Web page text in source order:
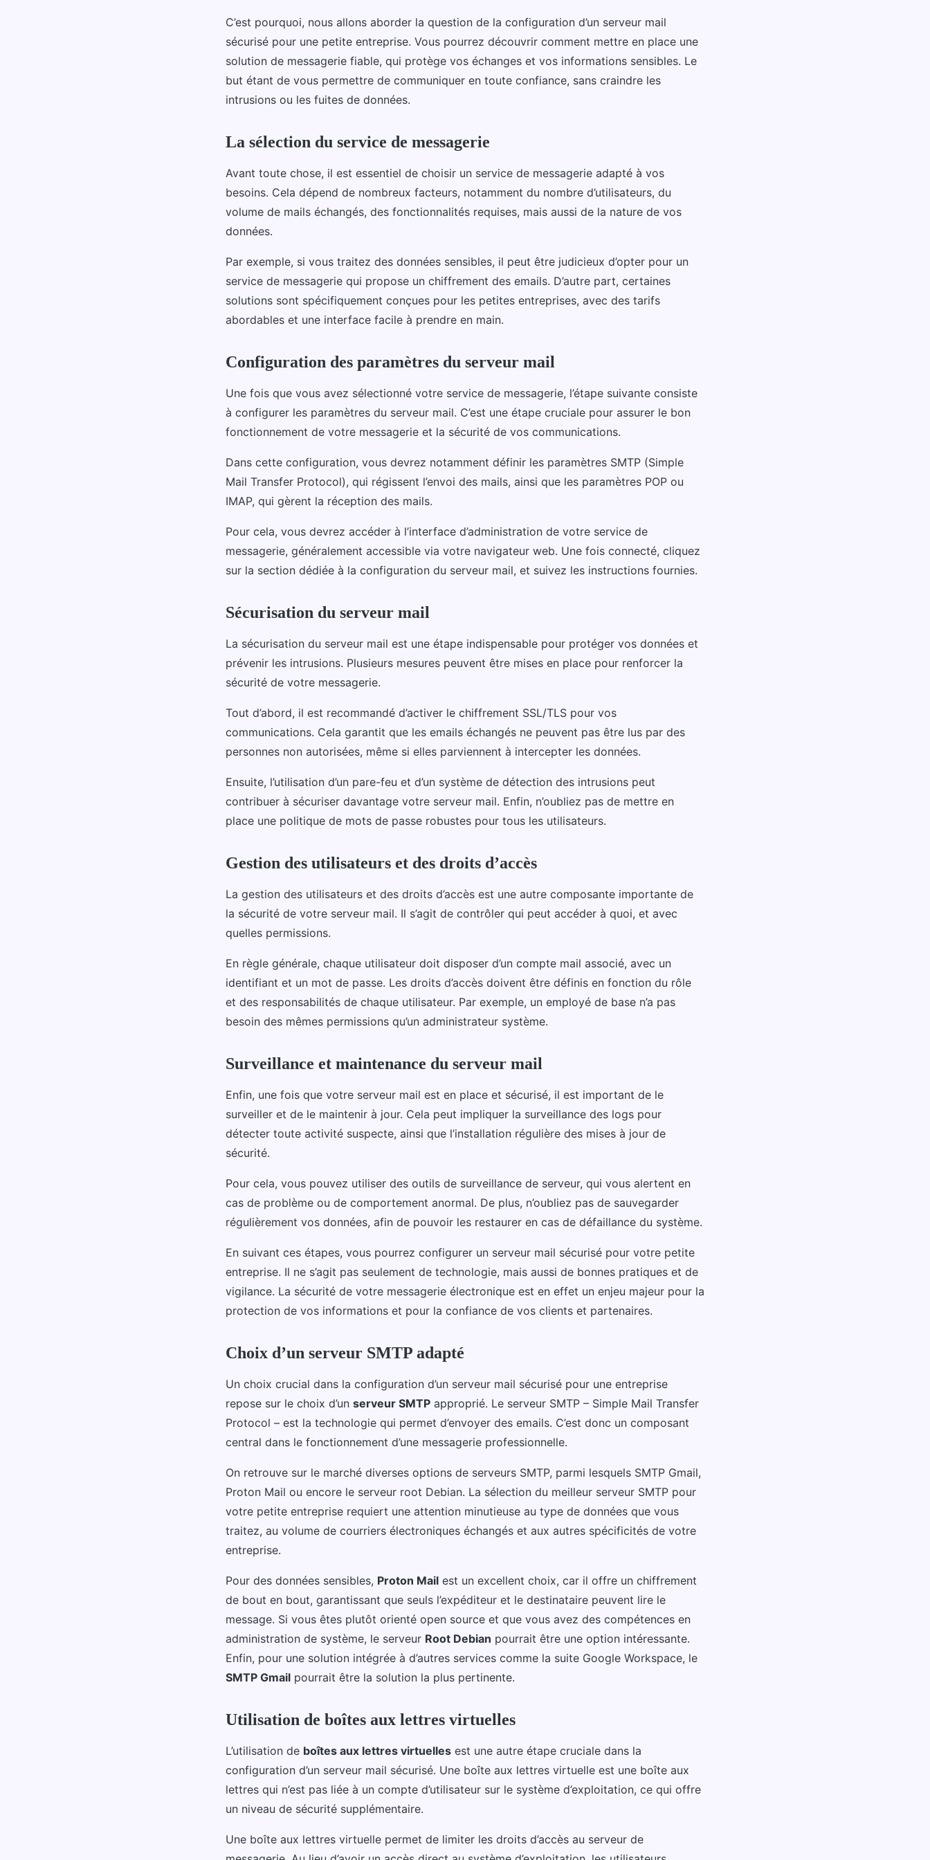
C’est pourquoi, nous allons aborder la question de la configuration d’un serveur mail
sécurisé pour une petite entreprise. Vous pourrez découvrir comment mettre en place une
solution de messagerie fiable, qui protège vos échanges et vos informations sensibles. Le
but étant de vous permettre de communiquer en toute confiance, sans craindre les
intrusions ou les fuites de données.
La sélection du service de messagerie
Avant toute chose, il est essentiel de choisir un service de messagerie adapté à vos
besoins. Cela dépend de nombreux facteurs, notamment du nombre d’utilisateurs, du
volume de mails échangés, des fonctionnalités requises, mais aussi de la nature de vos
données.
Par exemple, si vous traitez des données sensibles, il peut être judicieux d’opter pour un
service de messagerie qui propose un chiffrement des emails. D’autre part, certaines
solutions sont spécifiquement conçues pour les petites entreprises, avec des tarifs
abordables et une interface facile à prendre en main.
Configuration des paramètres du serveur mail
Une fois que vous avez sélectionné votre service de messagerie, l’étape suivante consiste
à configurer les paramètres du serveur mail. C’est une étape cruciale pour assurer le bon
fonctionnement de votre messagerie et la sécurité de vos communications.
Dans cette configuration, vous devrez notamment définir les paramètres SMTP (Simple
Mail Transfer Protocol), qui régissent l’envoi des mails, ainsi que les paramètres POP ou
IMAP, qui gèrent la réception des mails.
Pour cela, vous devrez accéder à l’interface d’administration de votre service de
messagerie, généralement accessible via votre navigateur web. Une fois connecté, cliquez
sur la section dédiée à la configuration du serveur mail, et suivez les instructions fournies.
Sécurisation du serveur mail
La sécurisation du serveur mail est une étape indispensable pour protéger vos données et
prévenir les intrusions. Plusieurs mesures peuvent être mises en place pour renforcer la
sécurité de votre messagerie.
Tout d’abord, il est recommandé d’activer le chiffrement SSL/TLS pour vos
communications. Cela garantit que les emails échangés ne peuvent pas être lus par des
personnes non autorisées, même si elles parviennent à intercepter les données.
Ensuite, l’utilisation d’un pare-feu et d’un système de détection des intrusions peut
contribuer à sécuriser davantage votre serveur mail. Enfin, n’oubliez pas de mettre en
place une politique de mots de passe robustes pour tous les utilisateurs.
Gestion des utilisateurs et des droits d’accès
La gestion des utilisateurs et des droits d’accès est une autre composante importante de
la sécurité de votre serveur mail. Il s’agit de contrôler qui peut accéder à quoi, et avec
quelles permissions.
En règle générale, chaque utilisateur doit disposer d’un compte mail associé, avec un
identifiant et un mot de passe. Les droits d’accès doivent être définis en fonction du rôle
et des responsabilités de chaque utilisateur. Par exemple, un employé de base n’a pas
besoin des mêmes permissions qu’un administrateur système.
Surveillance et maintenance du serveur mail
Enfin, une fois que votre serveur mail est en place et sécurisé, il est important de le
surveiller et de le maintenir à jour. Cela peut impliquer la surveillance des logs pour
détecter toute activité suspecte, ainsi que l’installation régulière des mises à jour de
sécurité.
Pour cela, vous pouvez utiliser des outils de surveillance de serveur, qui vous alertent en
cas de problème ou de comportement anormal. De plus, n’oubliez pas de sauvegarder
régulièrement vos données, afin de pouvoir les restaurer en cas de défaillance du système.
En suivant ces étapes, vous pourrez configurer un serveur mail sécurisé pour votre petite
entreprise. Il ne s’agit pas seulement de technologie, mais aussi de bonnes pratiques et de
vigilance. La sécurité de votre messagerie électronique est en effet un enjeu majeur pour la
protection de vos informations et pour la confiance de vos clients et partenaires.
Choix d’un serveur SMTP adapté
Un choix crucial dans la configuration d’un serveur mail sécurisé pour une entreprise
repose sur le choix d’un serveur SMTP approprié. Le serveur SMTP – Simple Mail Transfer
Protocol – est la technologie qui permet d’envoyer des emails. C’est donc un composant
central dans le fonctionnement d’une messagerie professionnelle.
On retrouve sur le marché diverses options de serveurs SMTP, parmi lesquels SMTP Gmail,
Proton Mail ou encore le serveur root Debian. La sélection du meilleur serveur SMTP pour
votre petite entreprise requiert une attention minutieuse au type de données que vous
traitez, au volume de courriers électroniques échangés et aux autres spécificités de votre
entreprise.
Pour des données sensibles, Proton Mail est un excellent choix, car il offre un chiffrement
de bout en bout, garantissant que seuls l’expéditeur et le destinataire peuvent lire le
message. Si vous êtes plutôt orienté open source et que vous avez des compétences en
administration de système, le serveur Root Debian pourrait être une option intéressante.
Enfin, pour une solution intégrée à d’autres services comme la suite Google Workspace, le
SMTP Gmail pourrait être la solution la plus pertinente.
Utilisation de boîtes aux lettres virtuelles
L’utilisation de boîtes aux lettres virtuelles est une autre étape cruciale dans la
configuration d’un serveur mail sécurisé. Une boîte aux lettres virtuelle est une boîte aux
lettres qui n’est pas liée à un compte d’utilisateur sur le système d’exploitation, ce qui offre
un niveau de sécurité supplémentaire.
Une boîte aux lettres virtuelle permet de limiter les droits d’accès au serveur de